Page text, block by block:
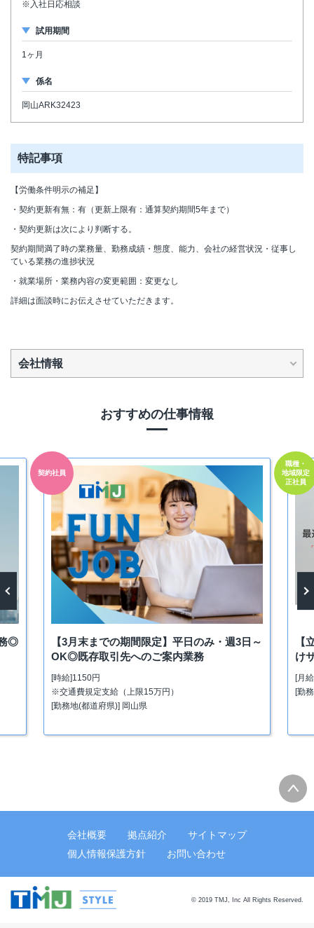
※入社日応相談
試用期間
1ヶ月
係名
岡山ARK32423
特記事項
【労働条件明示の補足】
・契約更新有無：有（更新上限有：通算契約期間5年まで）
・契約更新は次により判断する。
契約期間満了時の業務量、勤務成績・態度、能力、会社の経営状況・従事し
ている業務の進捗状況
・就業場所・業務内容の変更範囲：変更なし
詳細は面談時にお伝えさせていただきます。
会社情報
おすすめの仕事情報
◎
契約社員
【3月末までの期間限定】平日のみ・週3日～
OK◎既存取引先へのご案内業務
[時給]1150円
※交通費規定支給（上限15万円）
[勤務地(都道府県)] 岡山県
職種・
地域限定
正社員
【
け
[月
[勤
会社概要 拠点紹介
サイトマップ
個人情報保護方針
お問い合わせ
© 2019 TMJ, Inc All Rights Reserved.